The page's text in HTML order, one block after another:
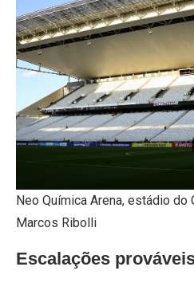
Neo Química Arena, estádio do
Marcos Ribolli
Escalações